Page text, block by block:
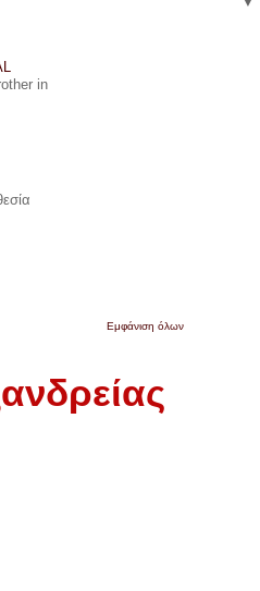
in
Εμφάνιση όλων